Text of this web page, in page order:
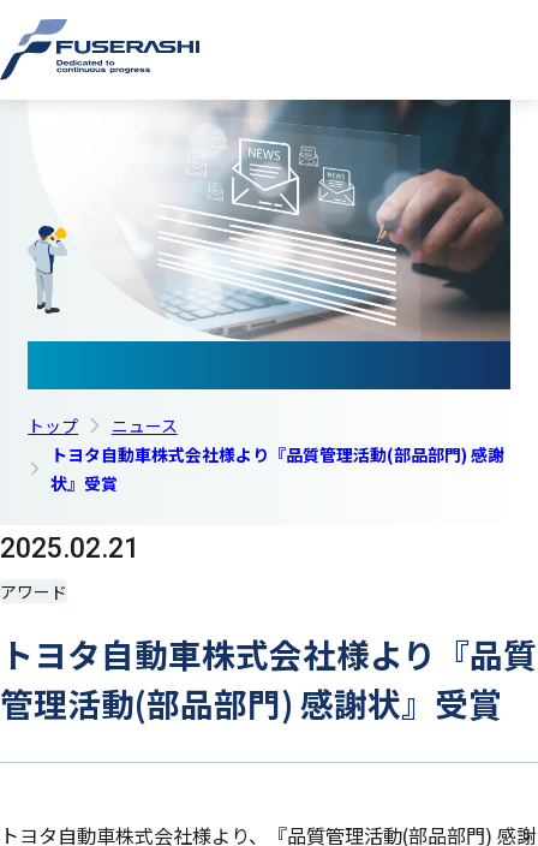
トップ
ニュース
トヨタ自動車株式会社様より『品質管理活動(部品部門) 感謝
状』受賞
2025.02.21
アワード
トヨタ自動車株式会社様より『品質
管理活動(部品部門) 感謝状』受賞
トヨタ自動車株式会社様より、『品質管理活動(部品部門) 感謝